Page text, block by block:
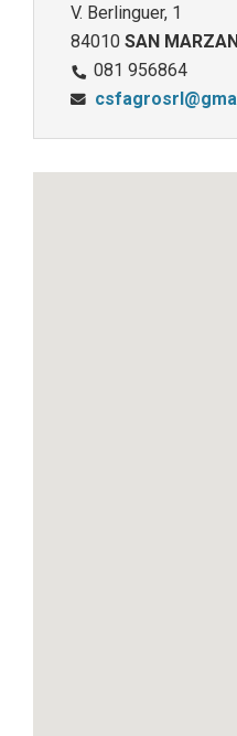
V. Berlinguer, 1
84010 SAN
081 956864